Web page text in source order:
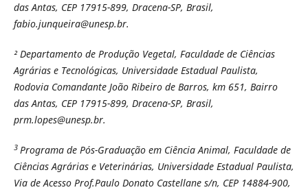
das Antas, CEP 17915-899, Dracena-SP, Brasil,
fabio.junqueira@unesp.br.
² Departamento de Produção Vegetal, Faculdade de Ciências
Agrárias e Tecnológicas, Universidade Estadual Paulista,
Rodovia Comandante João Ribeiro de Barros, km 651, Bairro
das Antas, CEP 17915-899, Dracena-SP, Brasil,
prm.lopes@unesp.br.
3 Programa de Pós-Graduação em Ciência Animal, Faculdade de
Ciências Agrárias e Veterinárias, Universidade Estadual Paulista,
Via de Acesso Prof.Paulo Donato Castellane s/n, CEP 14884-900,